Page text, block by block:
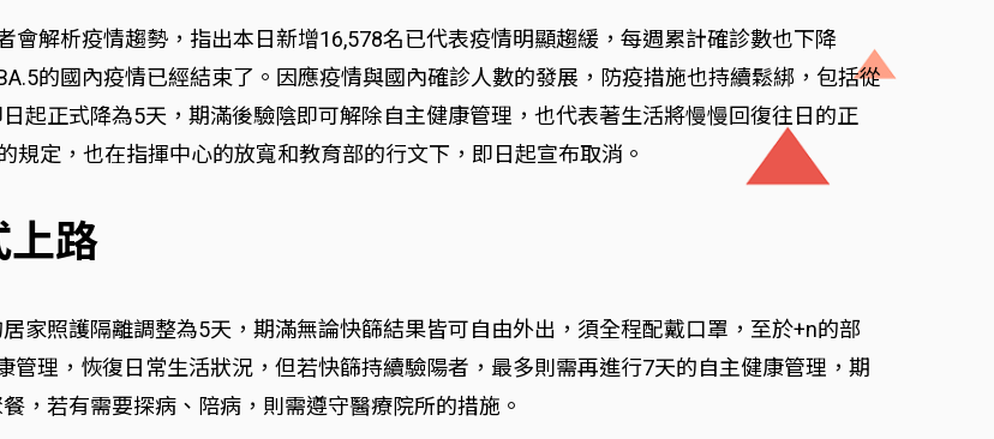
解析疫情趨勢，指出本日新增16,578名已代表疫情明顯趨緩，每週累計確診數也下降
的國內疫情已經結束了。因應疫情與國內確診人數的發展，防疫措施也持續鬆綁，包括從
起正式降為5天，期滿後驗陰即可解除自主健康管理，也代表著生活將慢慢回復往日的正
定，也在指揮中心的放寬和教育部的行文下，即日起宣布取消。
上路
家照護隔離調整為5天，期滿無論快篩結果皆可自由外出，須全程配戴口罩，至於+n的部
理，恢復日常生活狀況，但若快篩持續驗陽者，最多則需再進行7天的自主健康管理，期
，若有需要探病、陪病，則需遵守醫療院所的措施。